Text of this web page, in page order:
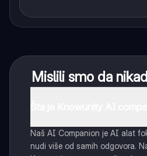
Mislili smo da
Naš AI Companion je AI alat
nudi više od samih odgovora.